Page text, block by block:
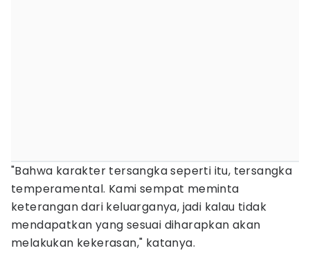
"Bahwa karakter tersangka seperti itu, tersangka
temperamental. Kami sempat meminta
keterangan dari keluarganya, jadi kalau tidak
mendapatkan yang sesuai diharapkan akan
melakukan kekerasan," katanya.